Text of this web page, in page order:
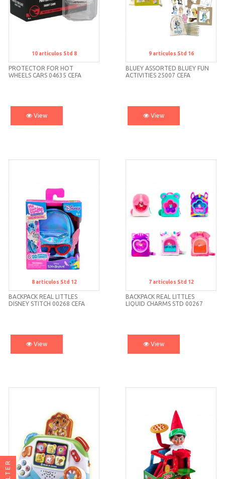
Std 8
PROTECTOR FOR HOT
WHEELS CARS 04635 CEFA
10 artículos Std 8
View
Std 16
BLUEY ASSORTED BLUEY FUN
ACTIVITIES 25007 CEFA
9 artículosStd 16
View
Std 12
BACKPACK REAL LITTLES
DISNEY STITCH 00268 CEFA
8 artículos Std 12
View
Std 12
BACKPACK REAL LITTLES
LIQUID CHARMS STD 00267
7 artículos Std 12
View
FILTER